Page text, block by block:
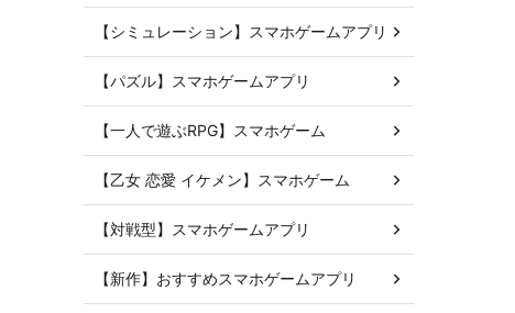
【シミュレーション】スマホゲームアプリ
【パズル】スマホゲームアプリ
【一人で遊ぶRPG】スマホゲーム
【乙女 恋愛 イケメン】スマホゲーム
【対戦型】スマホゲームアプリ
【新作】おすすめスマホゲームアプリ